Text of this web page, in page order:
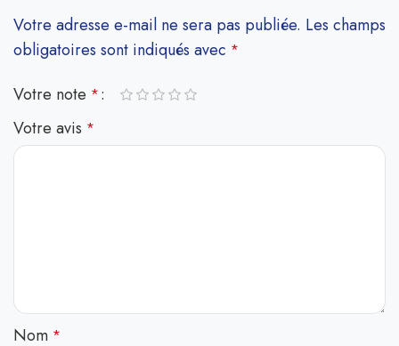
Votre adresse e-mail ne sera pas publiée. Les champs
obligatoires sont indiqués avec *
Votre note *
Votre avis *
Nom *